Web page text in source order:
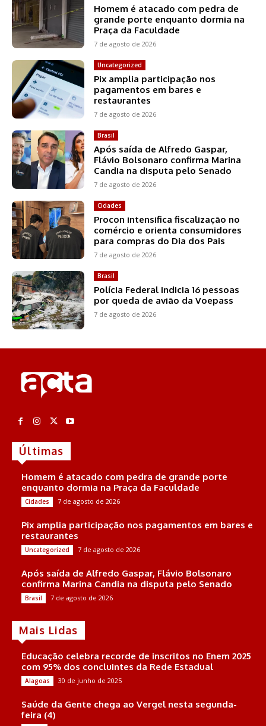
Homem é atacado com pedra de
grande porte enquanto dormia na
Praça da Faculdade
7 de agosto de 2026
Uncategorized
Pix amplia participação nos
pagamentos em bares e
restaurantes
7 de agosto de 2026
Brasil
Após saída de Alfredo Gaspar,
Flávio Bolsonaro confirma Marina
Candia na disputa pelo Senado
7 de agosto de 2026
Cidades
Procon intensifica fiscalização no
comércio e orienta consumidores
para compras do Dia dos Pais
7 de agosto de 2026
Brasil
Polícia Federal indicia 16 pessoas
por queda de avião da Voepass
7 de agosto de 2026
Últimas
Homem é atacado com pedra de grande porte
enquanto dormia na Praça da Faculdade
Cidades 7 de agosto de 2026
Pix amplia participação nos pagamentos em bares e
restaurantes
Uncategorized 7 de agosto de 2026
Após saída de Alfredo Gaspar, Flávio Bolsonaro
confirma Marina Candia na disputa pelo Senado
Brasil 7 de agosto de 2026
Mais Lidas
Educação celebra recorde de inscritos no Enem 2025
com 95% dos concluintes da Rede Estadual
Alagoas 30 de junho de 2025
Saúde da Gente chega ao Vergel nesta segunda-
feira (4)